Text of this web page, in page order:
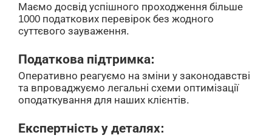
Маємо досвід успішного проходження більше
1000 податкових перевірок без жодного
суттєвого зауваження.
Податкова підтримка:
Оперативно реагуємо на зміни у законодавстві
та впроваджуємо легальні схеми оптимізації
оподаткування для наших клієнтів.
Експертність у деталях: